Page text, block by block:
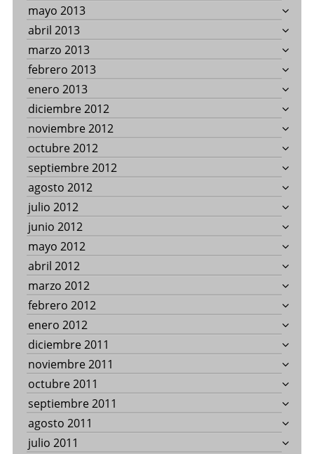
mayo 2013
abril 2013
marzo 2013
febrero 2013
enero 2013
diciembre 2012
noviembre 2012
octubre 2012
septiembre 2012
agosto 2012
julio 2012
junio 2012
mayo 2012
abril 2012
marzo 2012
febrero 2012
enero 2012
diciembre 2011
noviembre 2011
octubre 2011
septiembre 2011
agosto 2011
julio 2011